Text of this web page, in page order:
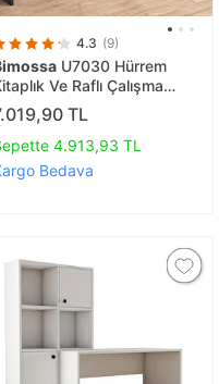
4.3 (9)
U7030 Hürrem
Ve Raflı Çalışma
Antrasit/beyaz
TL
4.913,93 TL
Bedava